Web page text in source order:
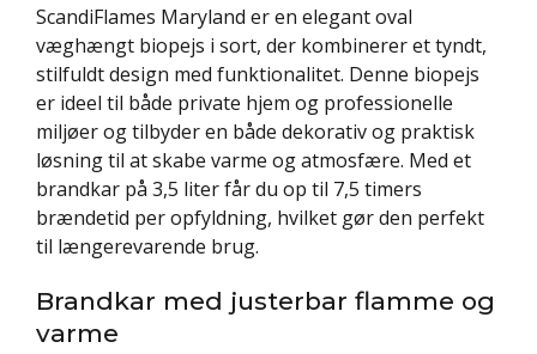
ScandiFlames Maryland er en elegant oval
væghængt biopejs i sort, der kombinerer et tyndt,
stilfuldt design med funktionalitet. Denne biopejs
er ideel til både private hjem og professionelle
miljøer og tilbyder en både dekorativ og praktisk
løsning til at skabe varme og atmosfære. Med et
brandkar på 3,5 liter får du op til 7,5 timers
brændetid per opfyldning, hvilket gør den perfekt
til længerevarende brug.
Brandkar med justerbar flamme og
varme